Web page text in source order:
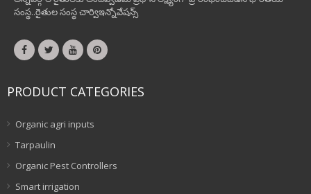
సంస్థ..రైతుల సంస్థ చార్విఇన్నోవేషన్స్
PRODUCT CATEGORIES
Organic agri inputs
Tarpaulin
Organic Pest Controllers
Smart irrigation